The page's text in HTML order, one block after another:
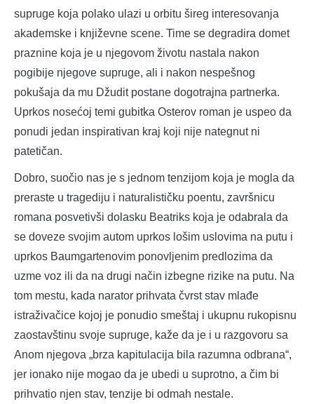
supruge koja polako ulazi u orbitu šireg interesovanja
akademske i književne scene. Time se degradira domet
praznine koja je u njegovom životu nastala nakon
pogibije njegove supruge, ali i nakon nespešnog
pokušaja da mu Džudit postane dogotrajna partnerka.
Uprkos nosećoj temi gubitka Osterov roman je uspeo da
ponudi jedan inspirativan kraj koji nije nategnut ni
patetičan.
Dobro, suočio nas je s jednom tenzijom koja je mogla da
preraste u tragediju i naturalističku poentu, završnicu
romana posvetivši dolasku Beatriks koja je odabrala da
se doveze svojim autom uprkos lošim uslovima na putu i
uprkos Baumgartenovim ponovljenim predlozima da
uzme voz ili da na drugi način izbegne rizike na putu. Na
tom mestu, kada narator prihvata čvrst stav mlađe
istraživačice kojoj je ponudio smeštaj i ukupnu rukopisnu
zaostavštinu svoje supruge, kaže da je i u razgovoru sa
Anom njegova „brza kapitulacija bila razumna odbrana“,
jer ionako nije mogao da je ubedi u suprotno, a čim bi
prihvatio njen stav, tenzije bi odmah nestale.